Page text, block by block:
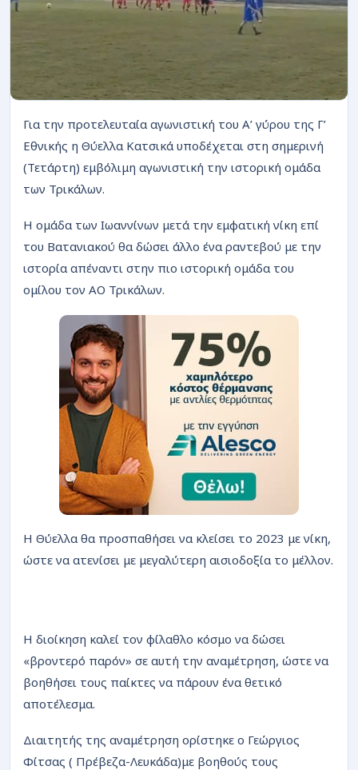
ΡΟΗ
Για την προτελευταία αγωνιστική του Α’ γύρου της Γ’
Εθνικής η Θύελλα Κατσικά υποδέχεται στη σημερινή
(Τετάρτη) εμβόλιμη αγωνιστική την ιστορική ομάδα
των Τρικάλων.
Η ομάδα των Ιωαννίνων μετά την εμφατική νίκη επί
του Βατανιακού θα δώσει άλλο ένα ραντεβού με την
ιστορία απέναντι στην πιο ιστορική ομάδα του
ομίλου τον ΑΟ Τρικάλων.
Η Θύελλα θα προσπαθήσει να κλείσει το 2023 με νίκη,
ώστε να ατενίσει με μεγαλύτερη αισιοδοξία το μέλλον.
Η διοίκηση καλεί τον φίλαθλο κόσμο να δώσει
«βροντερό παρόν» σε αυτή την αναμέτρηση, ώστε να
βοηθήσει τους παίκτες να πάρουν ένα θετικό
αποτέλεσμα.
Διαιτητής της αναμέτρηση ορίστηκε ο Γεώργιος
Φίτσας ( Πρέβεζα-Λευκάδα)με βοηθούς τους